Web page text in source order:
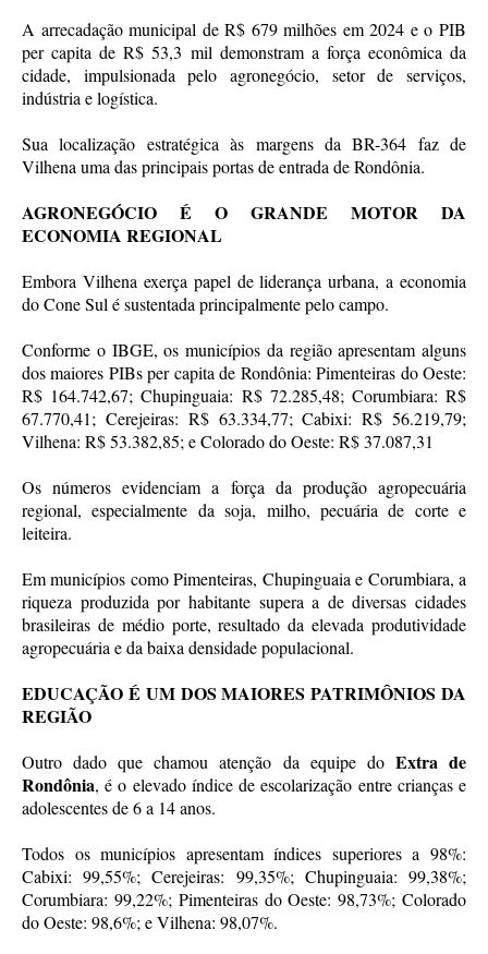
A arrecadação municipal de R$ 679 milhões em 2024 e o PIB
per capita de R$ 53,3 mil demonstram a força econômica da
cidade, impulsionada pelo agronegócio, setor de serviços,
indústria e logística.
Sua localização estratégica às margens da BR-364 faz de
Vilhena uma das principais portas de entrada de Rondônia.
AGRONEGÓCIO É O GRANDE MOTOR DA
ECONOMIA REGIONAL
Embora Vilhena exerça papel de liderança urbana, a economia
do Cone Sul é sustentada principalmente pelo campo.
Conforme o IBGE, os municípios da região apresentam alguns
dos maiores PIBs per capita de Rondônia: Pimenteiras do Oeste:
R$ 164.742,67; Chupinguaia: R$ 72.285,48; Corumbiara: R$
67.770,41; Cerejeiras: R$ 63.334,77; Cabixi: R$ 56.219,79;
Vilhena: R$ 53.382,85; e Colorado do Oeste: R$ 37.087,31
Os números evidenciam a força da produção agropecuária
regional, especialmente da soja, milho, pecuária de corte e
leiteira.
Em municípios como Pimenteiras, Chupinguaia e Corumbiara, a
riqueza produzida por habitante supera a de diversas cidades
brasileiras de médio porte, resultado da elevada produtividade
agropecuária e da baixa densidade populacional.
EDUCAÇÃO É UM DOS MAIORES PATRIMÔNIOS DA
REGIÃO
Outro dado que chamou atenção da equipe do Extra de
Rondônia, é o elevado índice de escolarização entre crianças e
adolescentes de 6 a 14 anos.
Todos os municípios apresentam índices superiores a 98%:
Cabixi: 99,55%; Cerejeiras: 99,35%; Chupinguaia: 99,38%;
Corumbiara: 99,22%; Pimenteiras do Oeste: 98,73%; Colorado
do Oeste: 98,6%; e Vilhena: 98,07%.